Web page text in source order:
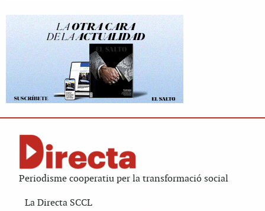
Periodisme cooperatiu per la transformació social
La Directa SCCL